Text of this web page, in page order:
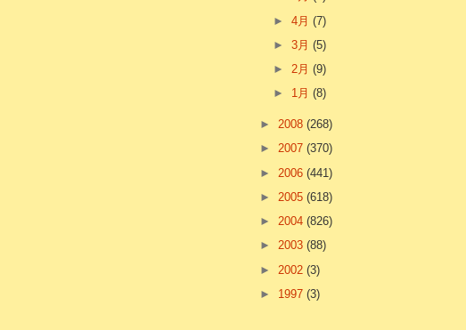
►4月(7)
►3月(5)
►2月(9)
► 1月(8)
► 2008 (268)
► 2007 (370)
► 2006 (441)
► 2005 (618)
► 2004 (826)
► 2003 (88)
► 2002 (3)
► 1997 (3)